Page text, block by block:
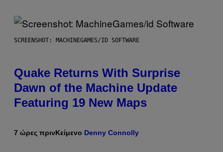
SCREENSHOT: MACHINEGAMES/ID SOFTWARE
Quake Returns With Surprise
Dawn of the Machine Update
Featuring 19 New Maps
7 ώρες πρινΚείμενο Denny Connolly